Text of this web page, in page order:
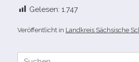
Gelesen: 1.747
Veröffentlicht in Landkreis Sächsische
Suche